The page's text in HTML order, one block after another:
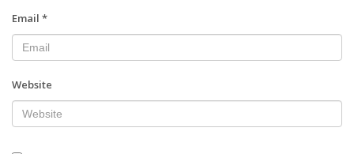
Email *
Website